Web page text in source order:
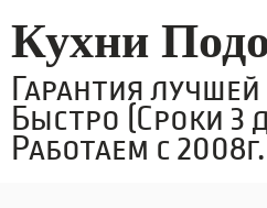
Кухни
Гарантия
Быстро (Сроки 3
Работаем с